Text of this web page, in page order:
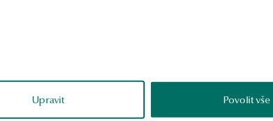
Upravit Povolit vše
Izabela Kinga
Úžasný design, jsem jím okouzlený.